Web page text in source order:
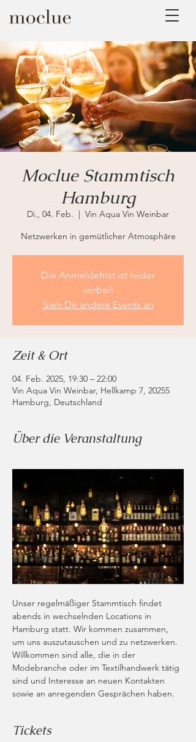
Moclue Stammtisch
Hamburg
Di., 04. Feb.
  |
Vin Aqua Vin Weinbar
Netzwerken in gemütlicher Atmosphäre
Die Anmeldefrist ist leider
vorbei!
Sieh Dir andere Events an
Zeit & Ort
04. Feb. 2025, 19:30 – 22:00
Vin Aqua Vin Weinbar, Hellkamp 7, 20255
Hamburg, Deutschland
Über die Veranstaltung
Unser regelmäßiger Stammtisch findet
abends in wechselnden Locations in
Hamburg statt. Wir kommen zusammen,
um uns auszutauschen und zu netzwerken.
Willkommen sind alle, die in der
Modebranche oder im Textilhandwerk tätig
sind und Interesse an neuen Kontakten
sowie an anregenden Gesprächen haben.
Tickets